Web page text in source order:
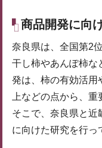
商品開発に向
奈良県は、全国第2
干し柿やあんぽ柿な
発は、柿の有効活用
上などの点から、重
そこで、奈良県と近
に向けた研究を行っ